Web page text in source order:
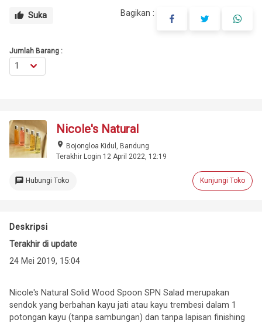
thumb_up Suka Bagikan :
Jumlah Barang :
Nicole's Natural
place Bojongloa Kidul, Bandung
Terakhir Login 12 April 2022, 12:19
chat Hubungi Toko Kunjungi Toko
Deskripsi
Terakhir di update
24 Mei 2019, 15:04
Nicole's Natural Solid Wood Spoon SPN Salad merupakan
sendok yang berbahan kayu jati atau kayu trembesi dalam 1
potongan kayu (tanpa sambungan) dan tanpa lapisan finishing